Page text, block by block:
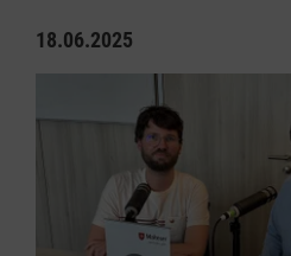
18.06.2025